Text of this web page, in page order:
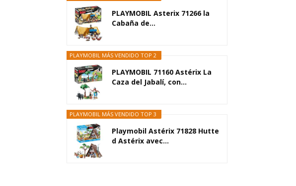
PLAYMOBIL Asterix 71266 la
Cabaña de...
PLAYMOBIL MÁS VENDIDO TOP 2
PLAYMOBIL 71160 Astérix La
Caza del Jabalí, con...
PLAYMOBIL MÁS VENDIDO TOP 3
Playmobil Astérix 71828 Hutte
d Astérix avec...